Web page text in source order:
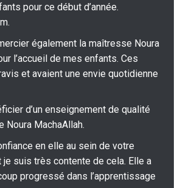
pour ce début d’année.
également la maîtresse Noura
l’accueil de mes enfants. Ces
et avaient une envie quotidienne
d’un enseignement de qualité
Noura MachaAllah.
en elle au sein de votre
suis très contente de cela. Elle a
progressé dans l’apprentissage